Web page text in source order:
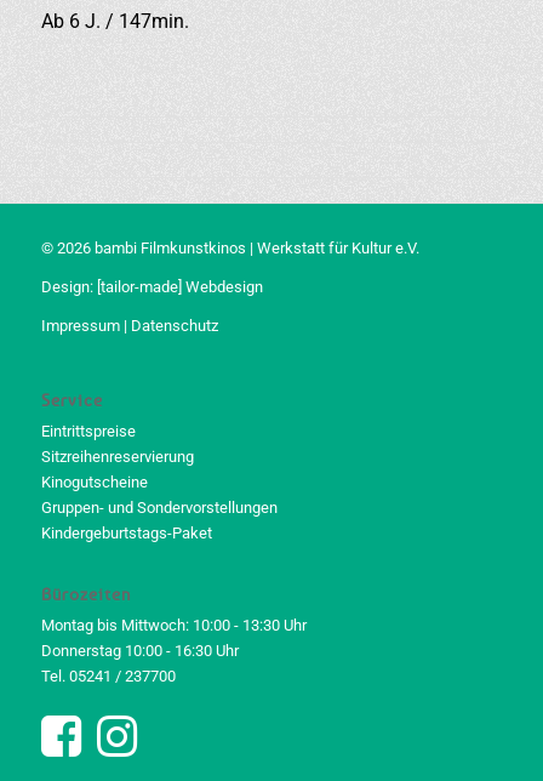
Ab 6 J. / 147min.
© 2026 bambi Filmkunstkinos | Werkstatt für Kultur e.V.
Design: [tailor-made] Webdesign
Impressum| Datenschutz
Service
Eintrittspreise
Sitzreihenreservierung
Kinogutscheine
Gruppen- und Sondervorstellungen
Kindergeburtstags-Paket
Bürozeiten
Montag bis Mittwoch: 10:00 - 13:30 Uhr
Donnerstag 10:00 - 16:30 Uhr
Tel. 05241 / 237700